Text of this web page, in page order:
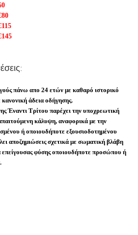
πάνω απο 24 ετών με καθαρό ιστορικό
άδεια οδήγησης.
Έναντι Τρίτου παρέχει την υποχρεωτική
κάλυψη, αναφορικά με την
ή οποιουδήποτε εξουσιοδοτημένου
αποζημιώσεις σχετικά με σωματική βλάβη
επείγουσας φύσης οποιουδήποτε προσώπου ή